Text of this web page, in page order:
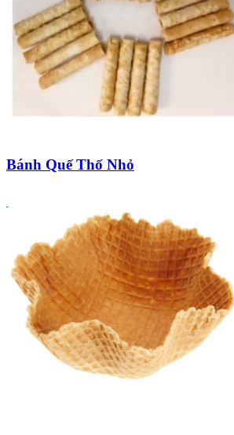
Bánh Quế Thố Nhỏ